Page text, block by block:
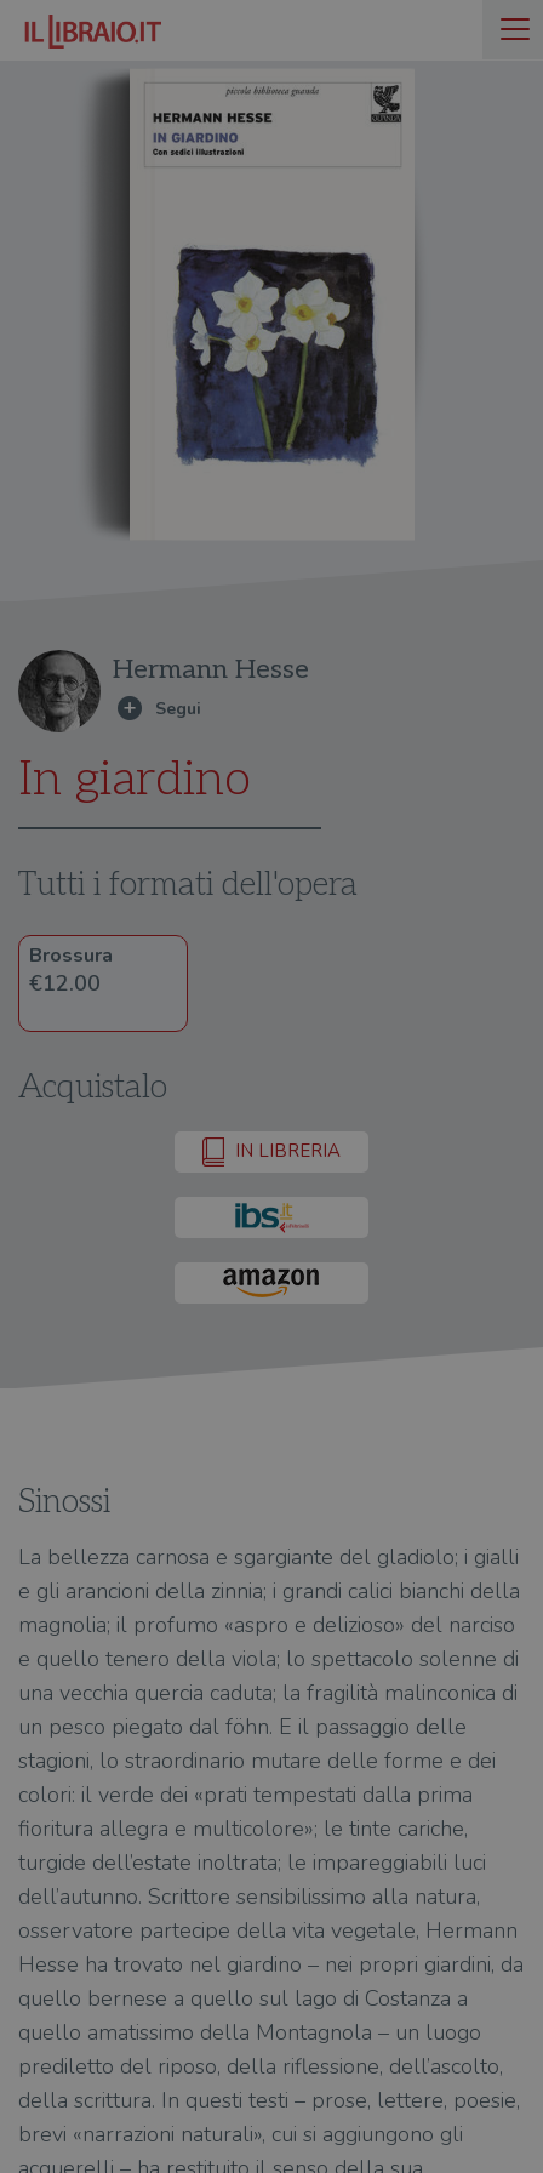
Hermann Hesse
In giardino
Tutti i formati dell'opera
Brossura
€12.00
Acquistalo
IN LIBRERIA
Sinossi
La bellezza carnosa e sgargiante del gladiolo; i gialli
e gli arancioni della zinnia; i grandi calici bianchi della
magnolia; il profumo «aspro e delizioso» del narciso
e quello tenero della viola; lo spettacolo solenne di
una vecchia quercia caduta; la fragilità malinconica di
un pesco piegato dal föhn. E il passaggio delle
stagioni, lo straordinario mutare delle forme e dei
colori: il verde dei «prati tempestati dalla prima
fioritura allegra e multicolore»; le tinte cariche,
turgide dell’estate inoltrata; le impareggiabili luci
dell’autunno. Scrittore sensibilissimo alla natura,
osservatore partecipe della vita vegetale, Hermann
Hesse ha trovato nel giardino – nei propri giardini, da
quello bernese a quello sul lago di Costanza a
quello amatissimo della Montagnola – un luogo
prediletto del riposo, della riflessione, dell’ascolto,
della scrittura. In questi testi – prose, lettere, poesie,
brevi «narrazioni naturali», cui si aggiungono gli